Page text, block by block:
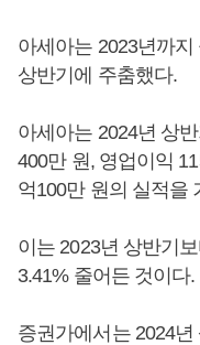
아세아는 2023년까
상반기에 주춤했다.
아세아는 2024년 상
400만 원, 영업이익
억100만 원의 실적을
이는 2023년 상반기
3.41% 줄어든 것이다
증권가에서는 2024